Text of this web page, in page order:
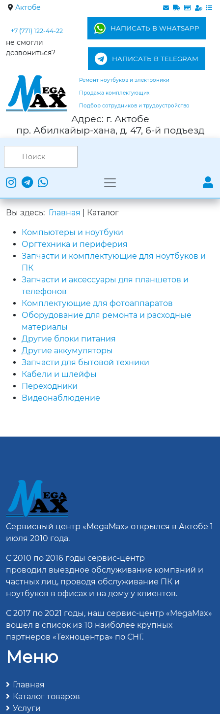
Актобе
+7 (771) 122-44-22
не смогли
дозвониться?
НАПИСАТЬ В WHATSAPP
НАПИСАТЬ В TELEGRAM
Ремонт ноутбуков и электроники
Продажа комплектующих
Подбор сотрудников и трудоустройство
Адрес: г. Актобе
пр. Абилкайыр-хана, д. 47, 6-й подъезд
Вы здесь: Главная Каталог
Компьютеры и ноутбуки
Оргтехника и периферия
Запчасти и комплектующие для ноутбуков и
ПК
Запчасти и аксессуары для планшетов и
телефонов
Комплектующие для фотоаппаратов
Оборудование для ремонта и расходные
материалы
Другие блоки питания
Другие аккумуляторы
Запчасти для бытовой техники
Кабели и шлейфы
Переходники
Видеонаблюдение
Сервисный центр «MegaMax» открылся в Актобе 1
июля 2010 года.
С 2010 по 2016 годы сервис-центр
проводил выездное обслуживание компаний и
частных лиц, проводя обслуживание ПК и
ноутбуков в офисах и на дому у клиентов.
С 2017 по 2021 годы, наш сервис-центр «MegaMax»
вошел в список из 10 наиболее крупных
партнеров «Техноцентра» по СНГ.
Меню
Главная
Каталог товаров
Услуги